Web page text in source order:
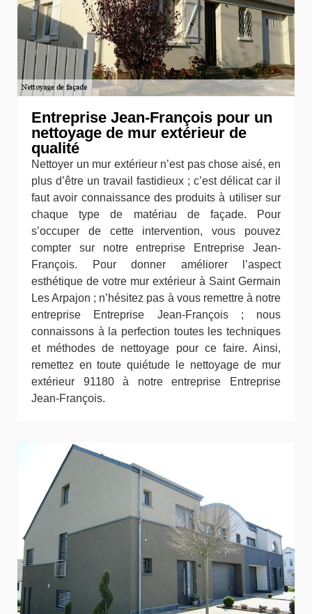
Entreprise Jean-François pour un
nettoyage de mur extérieur de
qualité
Nettoyer un mur extérieur n’est pas chose aisé, en
plus d’être un travail fastidieux ; c’est délicat car il
faut avoir connaissance des produits à utiliser sur
chaque type de matériau de façade. Pour
s’occuper de cette intervention, vous pouvez
compter sur notre entreprise Entreprise Jean-
François. Pour donner améliorer l’aspect
esthétique de votre mur extérieur à Saint Germain
Les Arpajon ; n’hésitez pas à vous remettre à notre
entreprise Entreprise Jean-François ; nous
connaissons à la perfection toutes les techniques
et méthodes de nettoyage pour ce faire. Ainsi,
remettez en toute quiétude le nettoyage de mur
extérieur 91180 à notre entreprise Entreprise
Jean-François.